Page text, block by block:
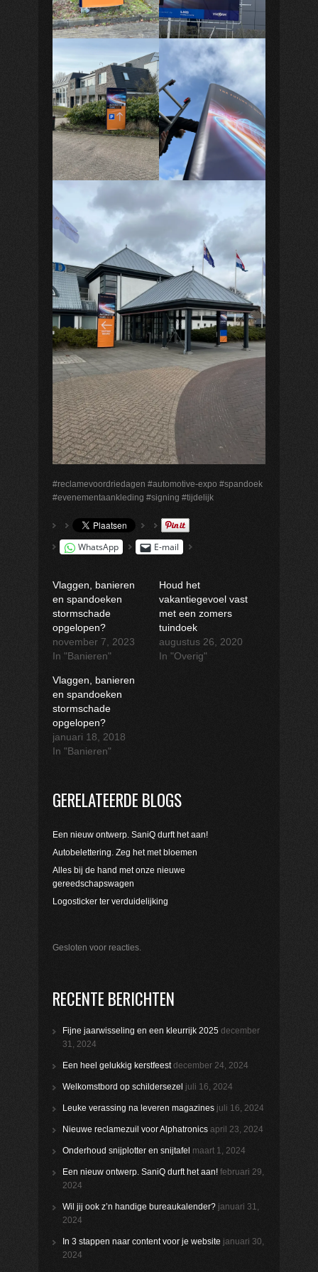
#reclamevoordriedagen #automotive-expo #spandoek
#evenementaankleding #signing #tijdelijk
WhatsApp E-mail
Vlaggen, banieren
en spandoeken
stormschade
opgelopen?
november 7, 2023
In "Banieren"
Houd het
vakantiegevoel vast
met een zomers
tuindoek
augustus 26, 2020
In "Overig"
Vlaggen, banieren
en spandoeken
stormschade
opgelopen?
januari 18, 2018
In "Banieren"
GERELATEERDE BLOGS
Een nieuw ontwerp. SaniQ durft het aan!
Autobelettering. Zeg het met bloemen
Alles bij de hand met onze nieuwe
gereedschapswagen
Logosticker ter verduidelijking
Gesloten voor reacties.
RECENTE BERICHTEN
Fijne jaarwisseling en een kleurrijk 2025 december
31, 2024
Een heel gelukkig kerstfeest december 24, 2024
Welkomstbord op schildersezel juli 16, 2024
Leuke verassing na leveren magazines juli 16, 2024
Nieuwe reclamezuil voor Alphatronics april 23, 2024
Onderhoud snijplotter en snijtafel maart 1, 2024
Een nieuw ontwerp. SaniQ durft het aan! februari 29,
2024
Wil jij ook z’n handige bureaukalender? januari 31,
2024
In 3 stappen naar content voor je website januari 30,
2024